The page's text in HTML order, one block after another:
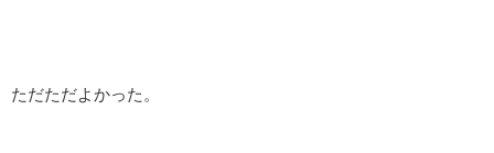
ただただよかった。